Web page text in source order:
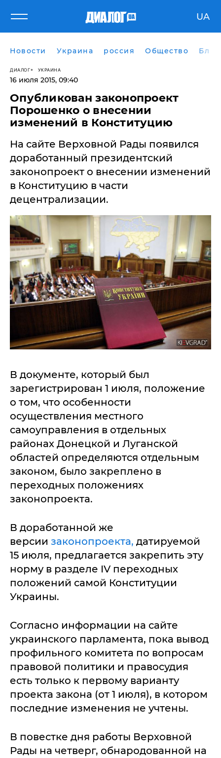
UA
Новости Украина россия Общество
ДИАЛОГ УКРАИНА
16 июля 2015, 09:40
Опубликован законопроект
Порошенко о внесении
изменений в Конституцию
На сайте Верховной Рады появился
доработанный президентский
законопроект о внесении изменений
в Конституцию в части
децентрализации.
В документе, который был
зарегистрирован 1 июля, положение
о том, что особенности
осуществления местного
самоуправления в отдельных
районах Донецкой и Луганской
областей определяются отдельным
законом, было закреплено в
переходных положениях
законопроекта.
В доработанной же
версии законопроекта, датируемой
15 июля, предлагается закрепить эту
норму в разделе IV переходных
положений самой Конституции
Украины.
Согласно информации на сайте
украинского парламента, пока вывод
профильного комитета по вопросам
правовой политики и правосудия
есть только к первому варианту
проекта закона (от 1 июля), в котором
последние изменения не учтены.
В повестке дня работы Верховной
Рады на четверг, обнародованной на